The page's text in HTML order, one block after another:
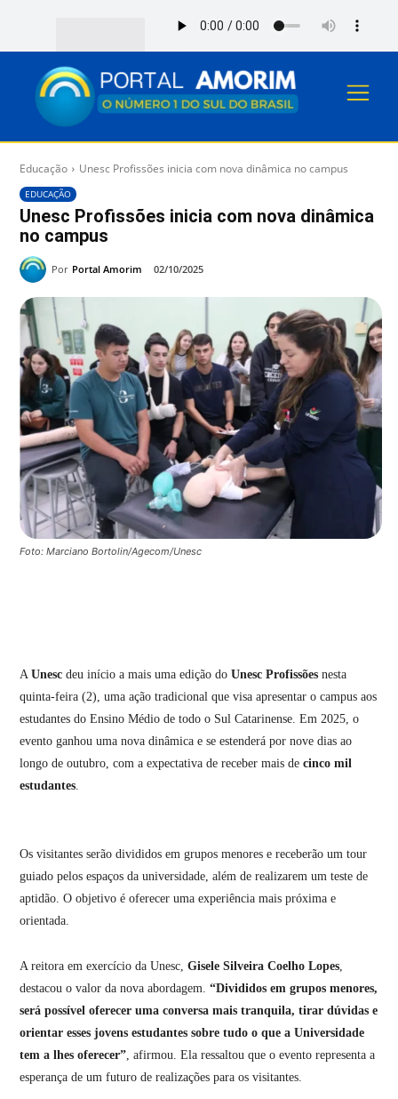
Educação Unesc Profissões inicia com nova dinâmica no campus
EDUCAÇÃO
Unesc Profissões inicia com nova dinâmica
no campus
Por Portal Amorim 02/10/2025
Foto: Marciano Bortolin/Agecom/Unesc
A Unesc deu início a mais uma edição do Unesc Profissões nesta
quinta-feira (2), uma ação tradicional que visa apresentar o campus aos
estudantes do Ensino Médio de todo o Sul Catarinense. Em 2025, o
evento ganhou uma nova dinâmica e se estenderá por nove dias ao
longo de outubro, com a expectativa de receber mais de cinco mil
estudantes.
Os visitantes serão divididos em grupos menores e receberão um tour
guiado pelos espaços da universidade, além de realizarem um teste de
aptidão. O objetivo é oferecer uma experiência mais próxima e
orientada.
A reitora em exercício da Unesc, Gisele Silveira Coelho Lopes,
destacou o valor da nova abordagem. “Divididos em grupos menores,
será possível oferecer uma conversa mais tranquila, tirar dúvidas e
orientar esses jovens estudantes sobre tudo o que a Universidade
tem a lhes oferecer”, afirmou. Ela ressaltou que o evento representa a
esperança de um futuro de realizações para os visitantes.